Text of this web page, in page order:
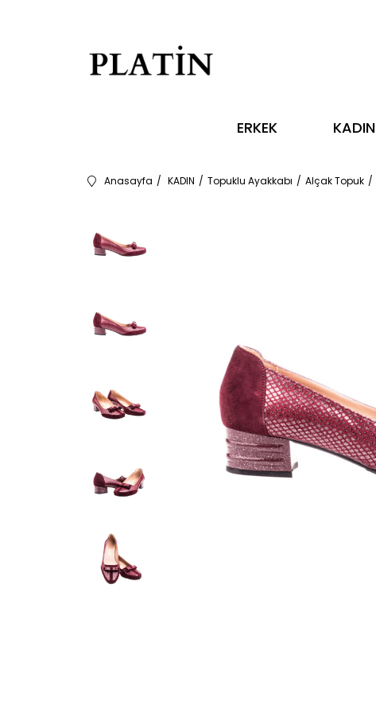
ERKEK KADIN
Anasayfa KADIN Topuklu Ayakkabı Alçak Topuk